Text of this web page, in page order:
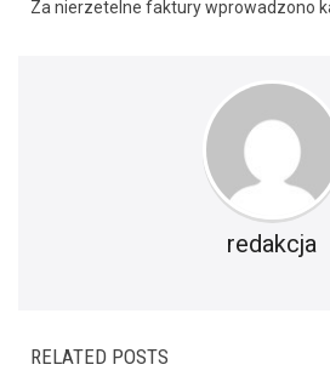
Za nierzetelne faktury wprowadzono
redakcja
RELATED POSTS